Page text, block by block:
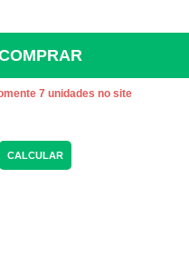
7 unidades no site
CALCULAR